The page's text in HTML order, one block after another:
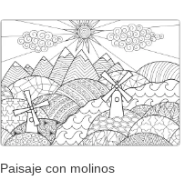
Paisaje con molinos